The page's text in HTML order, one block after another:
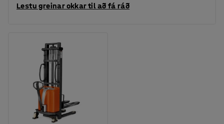
Lestu greinar okkar til að fá ráð